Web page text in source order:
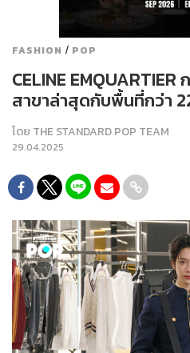
FASHION / POP
CELINE EMQUARTIER
สาขาล่าสุดกับพื้นที่กว่า
โดย THE STANDARD POP TEAM
29.04.2025